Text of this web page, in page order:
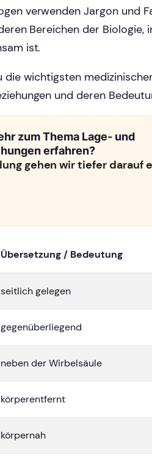
verwenden Jargon und
Bereichen der Biologie,
ist.
wichtigsten
und deren
zum Thema Lage- und
erfahren?
gehen wir tiefer darauf
Übersetzung / Bedeutung
seitlich gelegen
gegenüberliegend
neben der Wirbelsäule
körperentfernt
körpernah